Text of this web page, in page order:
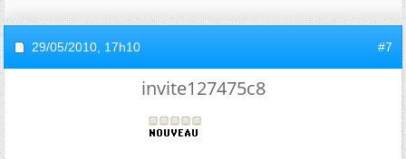
29/05/2010, 17h10 #7
invite127475c8